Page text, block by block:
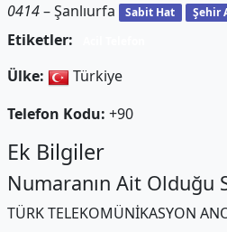
0414– Şanlıurfa Sabit Hat Şehir
Etiketler:
Ülke:
Türkiye
Telefon Kodu: +90
Ek Bilgiler
Numaranın Ait Olduğu
TÜRK TELEKOMÜNİKASYON